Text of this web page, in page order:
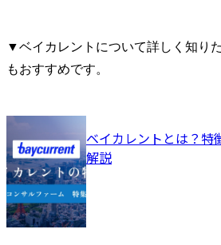
▼ベイカレントについて詳しく知り
もおすすめです。
ベイカレントとは？特
解説